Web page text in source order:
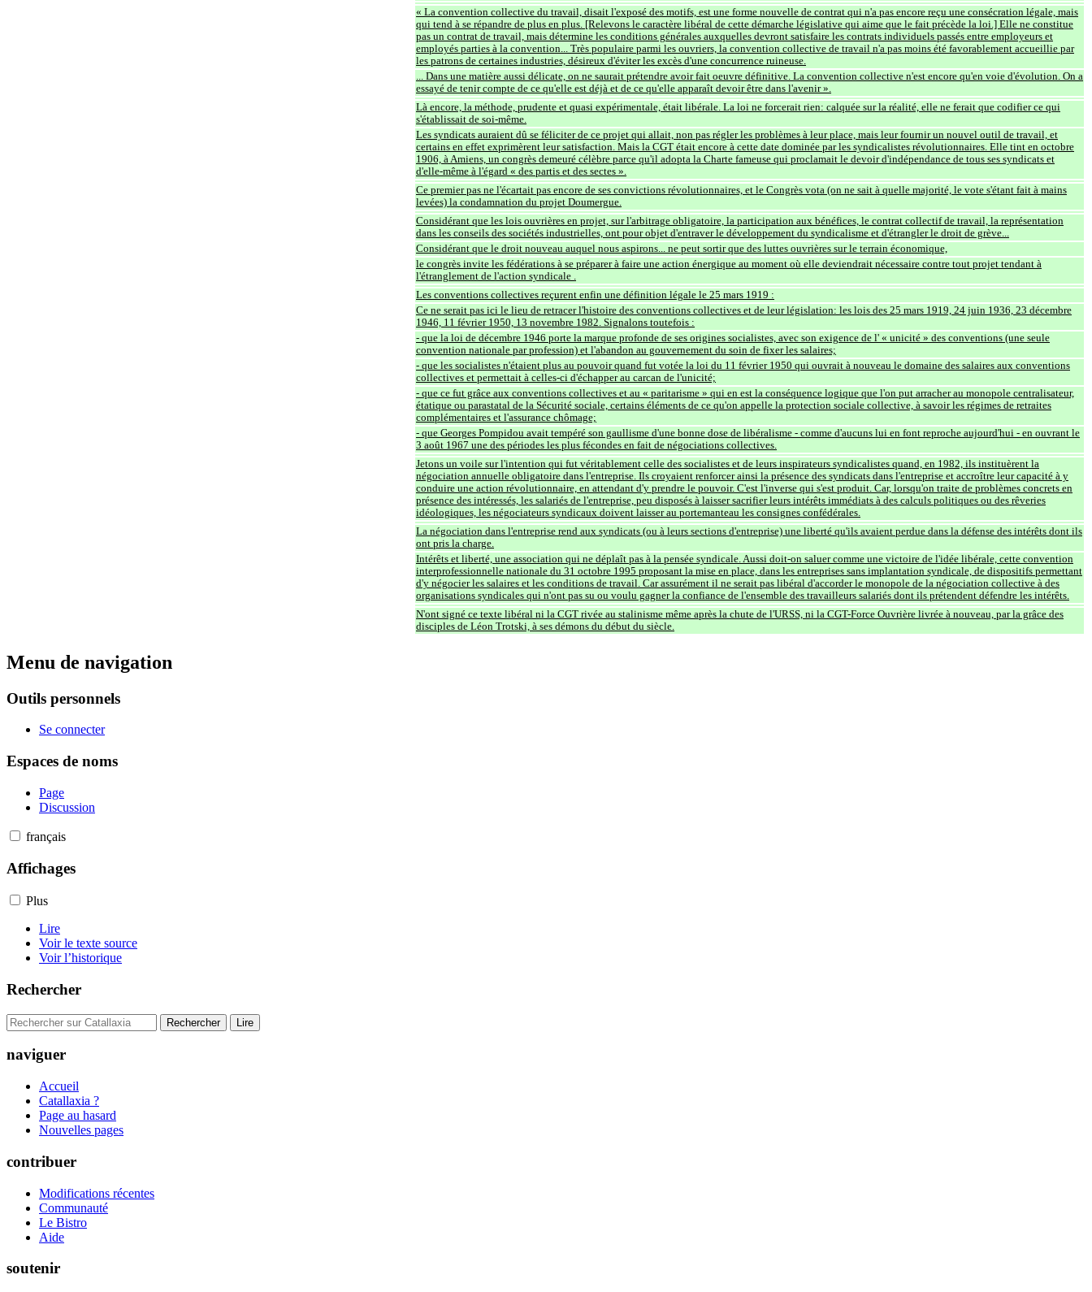
« La convention collective du travail, disait l'exposé des motifs, est une forme nouvelle de contrat qui n'a pas encore reçu une consécration légale, mais
qui tend à se répandre de plus en plus. [Relevons le caractère libéral de cette démarche législative qui aime que le fait précède la loi.] Elle ne constitue
pas un contrat de travail, mais détermine les conditions générales auxquelles devront satisfaire les contrats individuels passés entre employeurs et
employés parties à la convention... Très populaire parmi les ouvriers, la convention collective de travail n'a pas moins été favorablement accueillie par
les patrons de certaines industries, désireux d'éviter les excès d'une concurrence ruineuse.
... Dans une matière aussi délicate, on ne saurait prétendre avoir fait oeuvre définitive. La convention collective n'est encore qu'en voie d'évolution. On a
essayé de tenir compte de ce qu'elle est déjà et de ce qu'elle apparaît devoir être dans l'avenir ».
Là encore, la méthode, prudente et quasi expérimentale, était libérale. La loi ne forcerait rien: calquée sur la réalité, elle ne ferait que codifier ce qui
s'établissait de soi-même.
Les syndicats auraient dû se féliciter de ce projet qui allait, non pas régler les problèmes à leur place, mais leur fournir un nouvel outil de travail, et
certains en effet exprimèrent leur satisfaction. Mais la CGT était encore à cette date dominée par les syndicalistes révolutionnaires. Elle tint en octobre
1906, à Amiens, un congrès demeuré célèbre parce qu'il adopta la Charte fameuse qui proclamait le devoir d'indépendance de tous ses syndicats et
d'elle-même à l'égard « des partis et des sectes ».
Ce premier pas ne l'écartait pas encore de ses convictions révolutionnaires, et le Congrès vota (on ne sait à quelle majorité, le vote s'étant fait à mains
levées) la condamnation du projet Doumergue.
Considérant que les lois ouvrières en projet, sur l'arbitrage obligatoire, la participation aux bénéfices, le contrat collectif de travail, la représentation
dans les conseils des sociétés industrielles, ont pour objet d'entraver le développement du syndicalisme et d'étrangler le droit de grève...
Considérant que le droit nouveau auquel nous aspirons... ne peut sortir que des luttes ouvrières sur le terrain économique,
le congrès invite les fédérations à se préparer à faire une action énergique au moment où elle deviendrait nécessaire contre tout projet tendant à
l'étranglement de l'action syndicale .
Les conventions collectives reçurent enfin une définition légale le 25 mars 1919 :
Ce ne serait pas ici le lieu de retracer l'histoire des conventions collectives et de leur législation: les lois des 25 mars 1919, 24 juin 1936, 23 décembre
1946, 11 février 1950, 13 novembre 1982. Signalons toutefois :
- que la loi de décembre 1946 porte la marque profonde de ses origines socialistes, avec son exigence de l' « unicité » des conventions (une seule
convention nationale par profession) et l'abandon au gouvernement du soin de fixer les salaires;
- que les socialistes n'étaient plus au pouvoir quand fut votée la loi du 11 février 1950 qui ouvrait à nouveau le domaine des salaires aux conventions
collectives et permettait à celles-ci d'échapper au carcan de l'unicité;
- que ce fut grâce aux conventions collectives et au « paritarisme » qui en est la conséquence logique que l'on put arracher au monopole centralisateur,
étatique ou parastatal de la Sécurité sociale, certains éléments de ce qu'on appelle la protection sociale collective, à savoir les régimes de retraites
complémentaires et l'assurance chômage;
- que Georges Pompidou avait tempéré son gaullisme d'une bonne dose de libéralisme - comme d'aucuns lui en font reproche aujourd'hui - en ouvrant le
3 août 1967 une des périodes les plus fécondes en fait de négociations collectives.
Jetons un voile sur l'intention qui fut véritablement celle des socialistes et de leurs inspirateurs syndicalistes quand, en 1982, ils instituèrent la
négociation annuelle obligatoire dans l'entreprise. Ils croyaient renforcer ainsi la présence des syndicats dans l'entreprise et accroître leur capacité à y
conduire une action révolutionnaire, en attendant d'y prendre le pouvoir. C'est l'inverse qui s'est produit. Car, lorsqu'on traite de problèmes concrets en
présence des intéressés, les salariés de l'entreprise, peu disposés à laisser sacrifier leurs intérêts immédiats à des calculs politiques ou des rêveries
idéologiques, les négociateurs syndicaux doivent laisser au portemanteau les consignes confédérales.
La négociation dans l'entreprise rend aux syndicats (ou à leurs sections d'entreprise) une liberté qu'ils avaient perdue dans la défense des intérêts dont ils
ont pris la charge.
Intérêts et liberté, une association qui ne déplaît pas à la pensée syndicale. Aussi doit-on saluer comme une victoire de l'idée libérale, cette convention
interprofessionnelle nationale du 31 octobre 1995 proposant la mise en place, dans les entreprises sans implantation syndicale, de dispositifs permettant
d'y négocier les salaires et les conditions de travail. Car assurément il ne serait pas libéral d'accorder le monopole de la négociation collective à des
organisations syndicales qui n'ont pas su ou voulu gagner la confiance de l'ensemble des travailleurs salariés dont ils prétendent défendre les intérêts.
N'ont signé ce texte libéral ni la CGT rivée au stalinisme même après la chute de l'URSS, ni la CGT-Force Ouvrière livrée à nouveau, par la grâce des
disciples de Léon Trotski, à ses démons du début du siècle.
Menu de navigation
Outils personnels
Se connecter
Espaces de noms
Page
Discussion
français
Affichages
Plus
Lire
Voir le texte source
Voir l’historique
Rechercher
naviguer
Accueil
Catallaxia ?
Page au hasard
Nouvelles pages
contribuer
Modifications récentes
Communauté
Le Bistro
Aide
soutenir